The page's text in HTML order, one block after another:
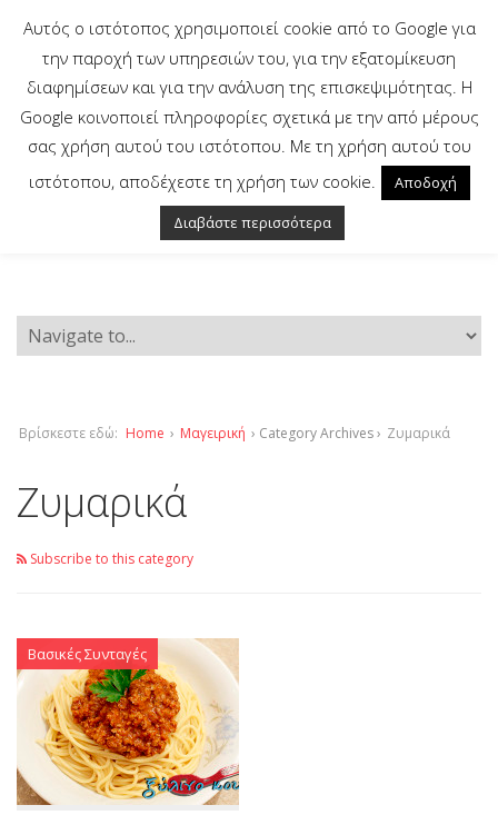
Βρίσκεστε εδώ: Home › Μαγειρική › Category Archives › Ζυμαρικά
Ζυμαρικά
Subscribe to this category
Βασικές Συνταγές
Αυτός ο ιστότοπος χρησιμοποιεί cookie από το Google για
την παροχή των υπηρεσιών του, για την εξατομίκευση
διαφημίσεων και για την ανάλυση της επισκεψιμότητας. Η
Google κοινοποιεί πληροφορίες σχετικά με την από μέρους
σας χρήση αυτού του ιστότοπου. Με τη χρήση αυτού του
ιστότοπου, αποδέχεστε τη χρήση των cookie.
Αποδοχή
Διαβάστε περισσότερα